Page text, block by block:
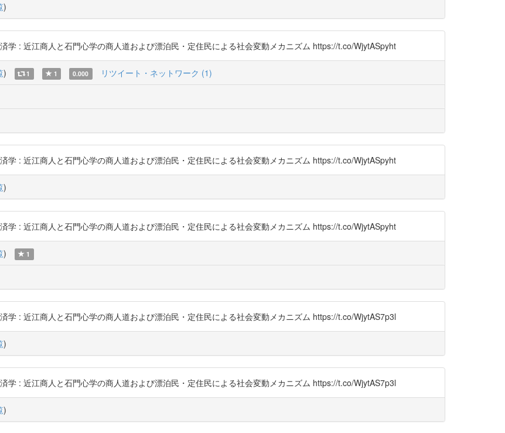
)
学 : 近江商人と石門心学の商人道および漂泊民・定住民による社会変動メカニズム https://t.co/WjytASpyht
) 1 1 0.000 リツイート・ネットワーク (1)
学 : 近江商人と石門心学の商人道および漂泊民・定住民による社会変動メカニズム https://t.co/WjytASpyht
)
学 : 近江商人と石門心学の商人道および漂泊民・定住民による社会変動メカニズム https://t.co/WjytASpyht
) 1
学 : 近江商人と石門心学の商人道および漂泊民・定住民による社会変動メカニズム https://t.co/WjytAS7p3l
)
学 : 近江商人と石門心学の商人道および漂泊民・定住民による社会変動メカニズム https://t.co/WjytAS7p3l
)